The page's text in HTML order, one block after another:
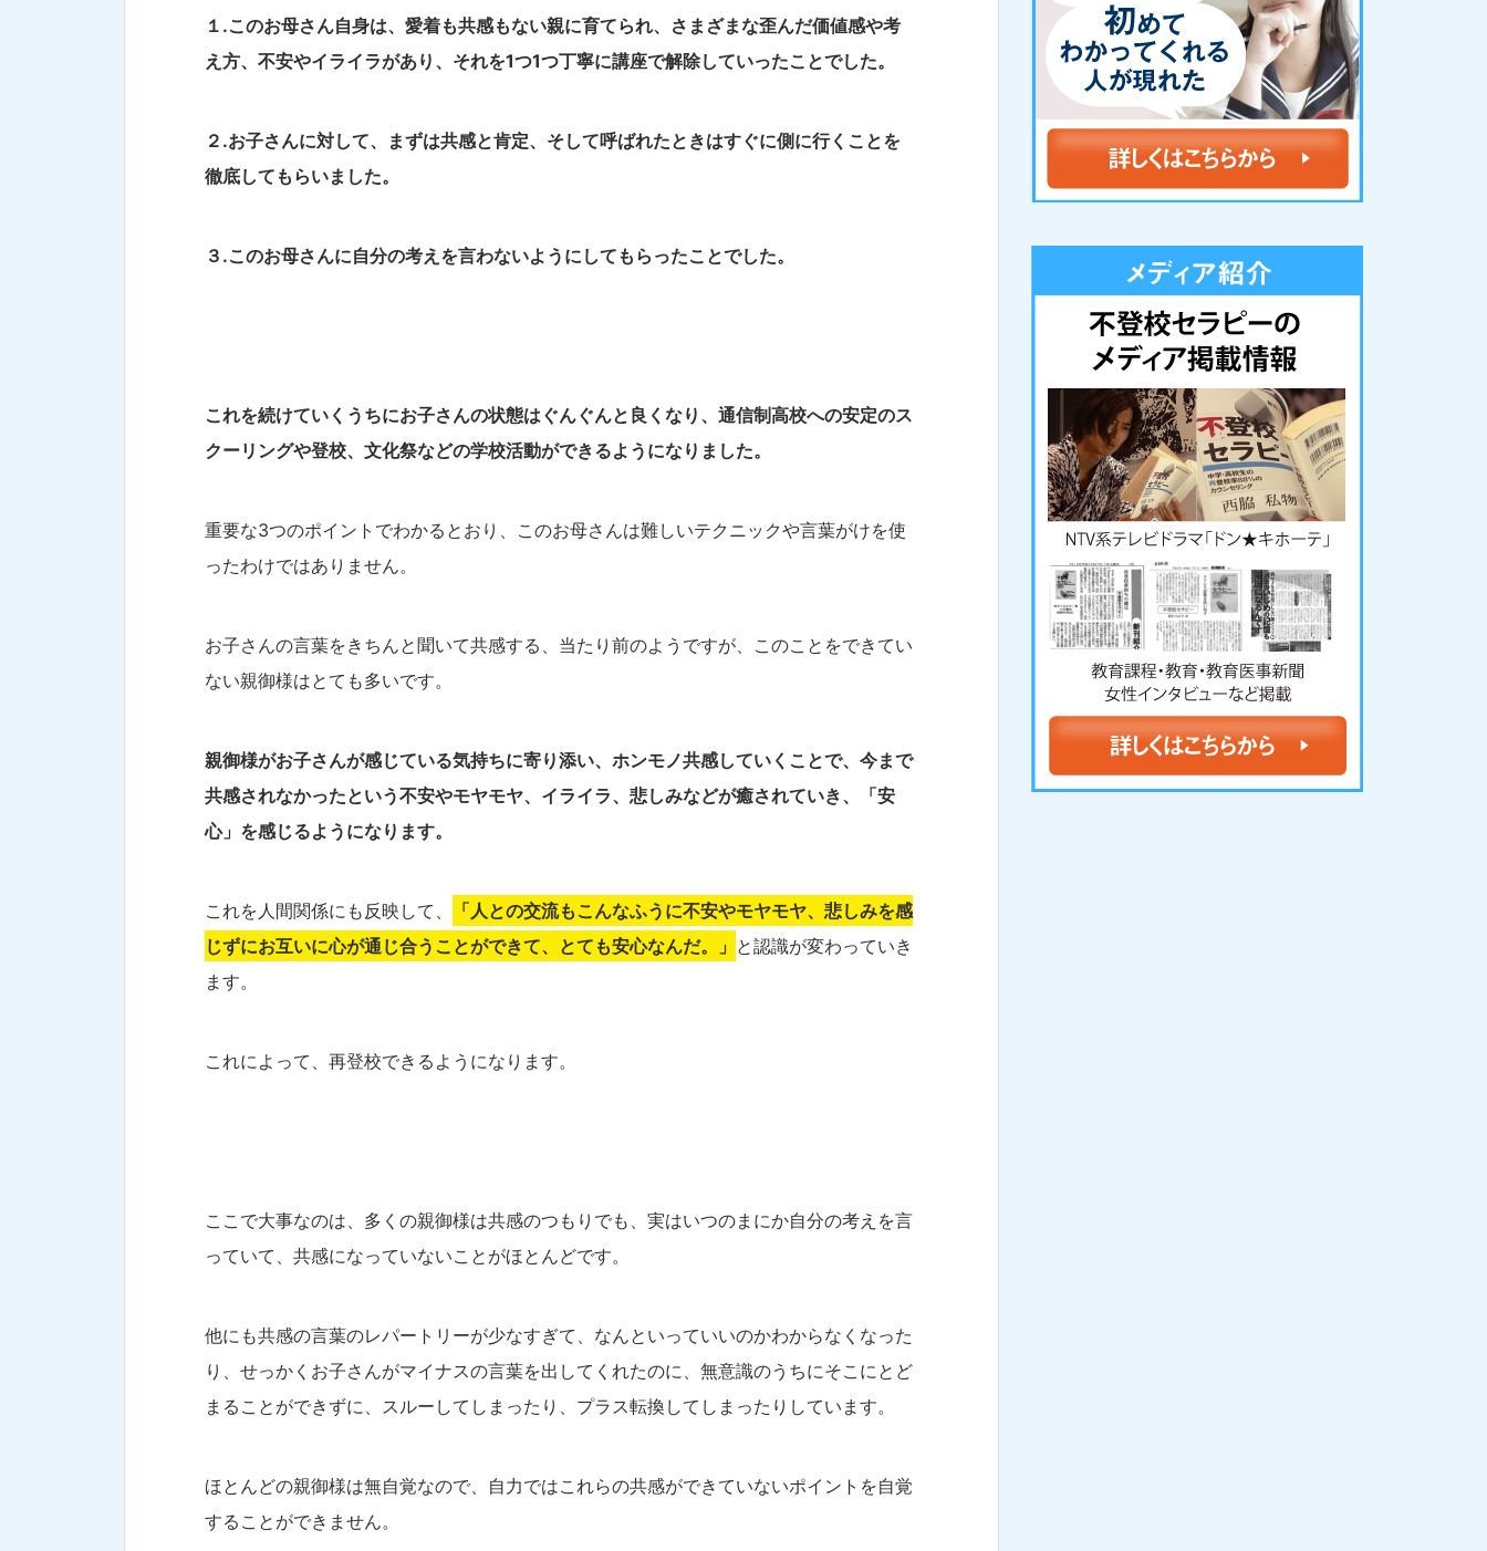
１.このお母さん自身は、愛着も共感もない親に育てられ、さまざまな歪んだ価値感や考
え方、不安やイライラがあり、それを1つ1つ丁寧に講座で解除していったことでした。
２.お子さんに対して、まずは共感と肯定、そして呼ばれたときはすぐに側に行くことを
徹底してもらいました。
３.このお母さんに自分の考えを言わないようにしてもらったことでした。
これを続けていくうちにお子さんの状態はぐんぐんと良くなり、通信制高校への安定のス
クーリングや登校、文化祭などの学校活動ができるようになりました。
重要な3つのポイントでわかるとおり、このお母さんは難しいテクニックや言葉がけを使
ったわけではありません。
お子さんの言葉をきちんと聞いて共感する、当たり前のようですが、このことをできてい
ない親御様はとても多いです。
親御様がお子さんが感じている気持ちに寄り添い、ホンモノ共感していくことで、今まで
共感されなかったという不安やモヤモヤ、イライラ、悲しみなどが癒されていき、「安
心」を感じるようになります。
これを人間関係にも反映して、
「人との交流もこんなふうに不安やモヤモヤ、悲しみを感
じずにお互いに心が通じ合うことができて、とても安心なんだ。」 と認識が変わっていき
ます。
これによって、再登校できるようになります。
ここで大事なのは、多くの親御様は共感のつもりでも、実はいつのまにか自分の考えを言
っていて、共感になっていないことがほとんどです。
他にも共感の言葉のレパートリーが少なすぎて、なんといっていいのかわからなくなった
り、せっかくお子さんがマイナスの言葉を出してくれたのに、無意識のうちにそこにとど
まることができずに、スルーしてしまったり、プラス転換してしまったりしています。
ほとんどの親御様は無自覚なので、自力ではこれらの共感ができていないポイントを自覚
することができません。